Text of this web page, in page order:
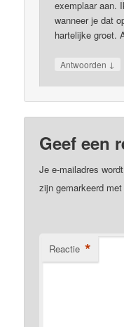
exemplaar aan.
wanneer je dat
hartelijke groet.
Antwoorden ↓
Geef een
Je e-mailadres
zijn gemarkeerd
Reactie *